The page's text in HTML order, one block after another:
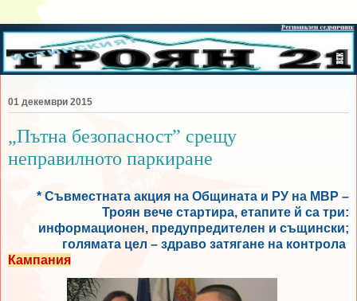
01 декември 2015
„Пътна безопасност” срещу
неправилното паркиране
* Съвместната акция на Общината и РУ на МВР –
Троян вече стартира, етапите й са три:
информационен, предупредителен и същински;
голямата цел – здраво затягане на контрола
Кампания